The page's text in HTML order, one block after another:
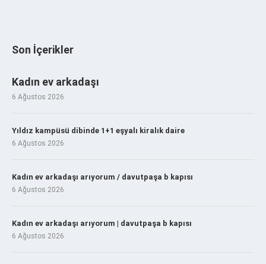
Son İçerikler
Kadın ev arkadaşı
6 Ağustos 2026
Yıldız kampüsü dibinde 1+1 eşyalı kiralık daire
6 Ağustos 2026
Kadın ev arkadaşı arıyorum / davutpaşa b kapısı
6 Ağustos 2026
Kadın ev arkadaşı arıyorum | davutpaşa b kapısı
6 Ağustos 2026